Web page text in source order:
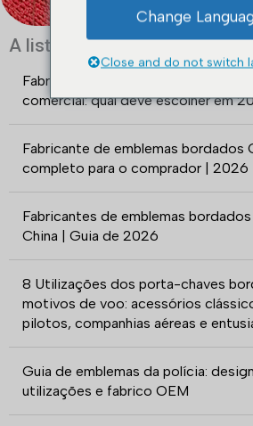
A lista de mensagens mais
Fabricante de emblemas bordados
comercial: qual deve escolher em
Fabricante de emblemas bordados
completo para o comprador | 2026
Fabricantes de emblemas
China | Guia de 2026
8 Utilizações dos porta-chaves
motivos de voo: acessórios
pilotos, companhias aéreas e
Guia de emblemas da polícia:
utilizações e fabrico OEM
Change
Close and do not switch